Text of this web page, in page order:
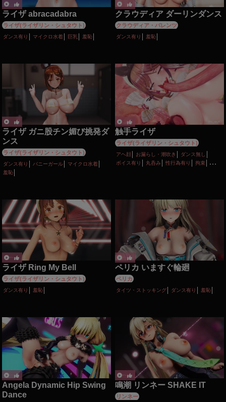
ライザ abracadabra
ライザ(ライザリン・シュタウト)
ダンス有り マイクロ水着 巨乳 羞恥
クラウディア ダーリンダンス
クラウディア・バレンツ
ダンス有り 羞恥
ライザ ガニ股チン媚び挑発ダ
ンス
ライザ(ライザリン・シュタウト)
ダンス有り バニーガール
マイクロ水着
羞恥
触手ライザ
ライザ(ライザリン・シュタウト)
アヘ顔 お漏らし・潮吹き
ダンス無し
ボイス有り
丸呑み 性行為有り
拘束
ライザ Ring My Bell
ライザ(ライザリン・シュタウト)
ダンス有り 羞恥
ペリカ いますぐ輪廻
ペリカ
タイツ・ストッキング ダンス有り 羞恥
Angela Dynamic Hip Swing
Dance
鳴潮 リンネー SHAKE IT
リンネー